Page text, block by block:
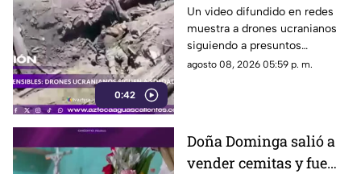
0:42
soldados rusos durante
varias horas
Un video difundido en redes
muestra a drones ucranianos
siguiendo a presuntos
soldados rusos antes de un
agosto 08, 2026 05:59 p. m.
Doña Dominga salió a
vender cemitas y fue